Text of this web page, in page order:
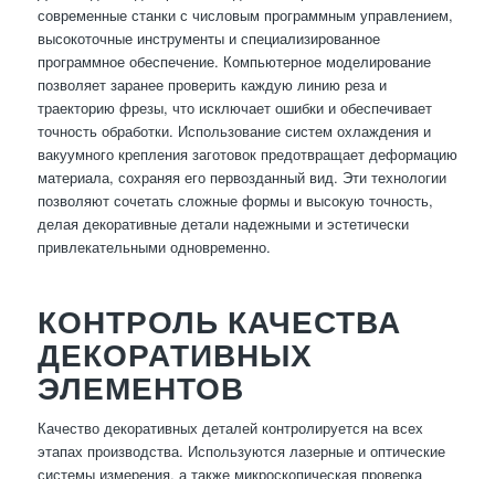
современные станки с числовым программным управлением,
высокоточные инструменты и специализированное
программное обеспечение. Компьютерное моделирование
позволяет заранее проверить каждую линию реза и
траекторию фрезы, что исключает ошибки и обеспечивает
точность обработки. Использование систем охлаждения и
вакуумного крепления заготовок предотвращает деформацию
материала, сохраняя его первозданный вид. Эти технологии
позволяют сочетать сложные формы и высокую точность,
делая декоративные детали надежными и эстетически
привлекательными одновременно.
КОНТРОЛЬ КАЧЕСТВА
ДЕКОРАТИВНЫХ
ЭЛЕМЕНТОВ
Качество декоративных деталей контролируется на всех
этапах производства. Используются лазерные и оптические
системы измерения, а также микроскопическая проверка